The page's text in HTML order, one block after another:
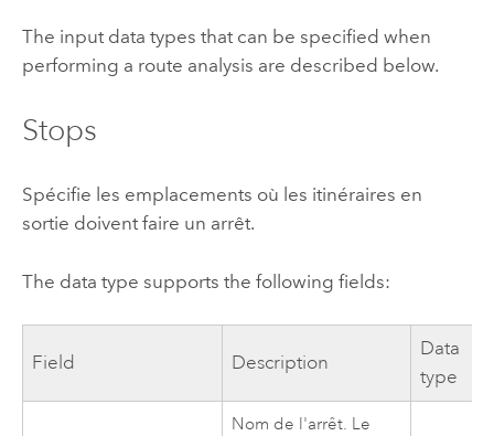
The input data types that can be specified when
performing a route analysis are described below.
Stops
Spécifie les emplacements où les itinéraires en
sortie doivent faire un arrêt.
The data type supports the following fields:
Field Description
Data
type
Nom de l'arrêt. Le